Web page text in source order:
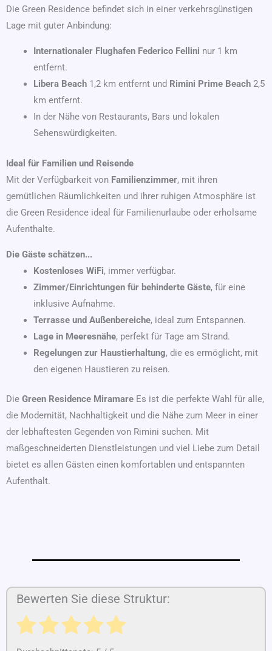
Die Green Residence befindet sich in einer verkehrsgünstigen
Lage mit guter Anbindung:
Internationaler Flughafen Federico Fellini nur 1 km
entfernt.
Libera Beach 1,2 km entfernt und Rimini Prime Beach 2,5
km entfernt.
In der Nähe von Restaurants, Bars und lokalen
Sehenswürdigkeiten.
Ideal für Familien und Reisende
Mit der Verfügbarkeit von Familienzimmer, mit ihren
gemütlichen Räumlichkeiten und ihrer ruhigen Atmosphäre ist
die Green Residence ideal für Familienurlaube oder erholsame
Aufenthalte.
Die Gäste schätzen...
Kostenloses WiFi, immer verfügbar.
Zimmer/Einrichtungen für behinderte Gäste, für eine
inklusive Aufnahme.
Terrasse und Außenbereiche, ideal zum Entspannen.
Lage in Meeresnähe, perfekt für Tage am Strand.
Regelungen zur Haustierhaltung, die es ermöglicht, mit
den eigenen Haustieren zu reisen.
Die Green Residence Miramare Es ist die perfekte Wahl für alle,
die Modernität, Nachhaltigkeit und die Nähe zum Meer in einer
der lebhaftesten Gegenden von Rimini suchen. Mit
maßgeschneiderten Dienstleistungen und viel Liebe zum Detail
bietet es allen Gästen einen komfortablen und entspannten
Aufenthalt.
Bewerten Sie diese Struktur: